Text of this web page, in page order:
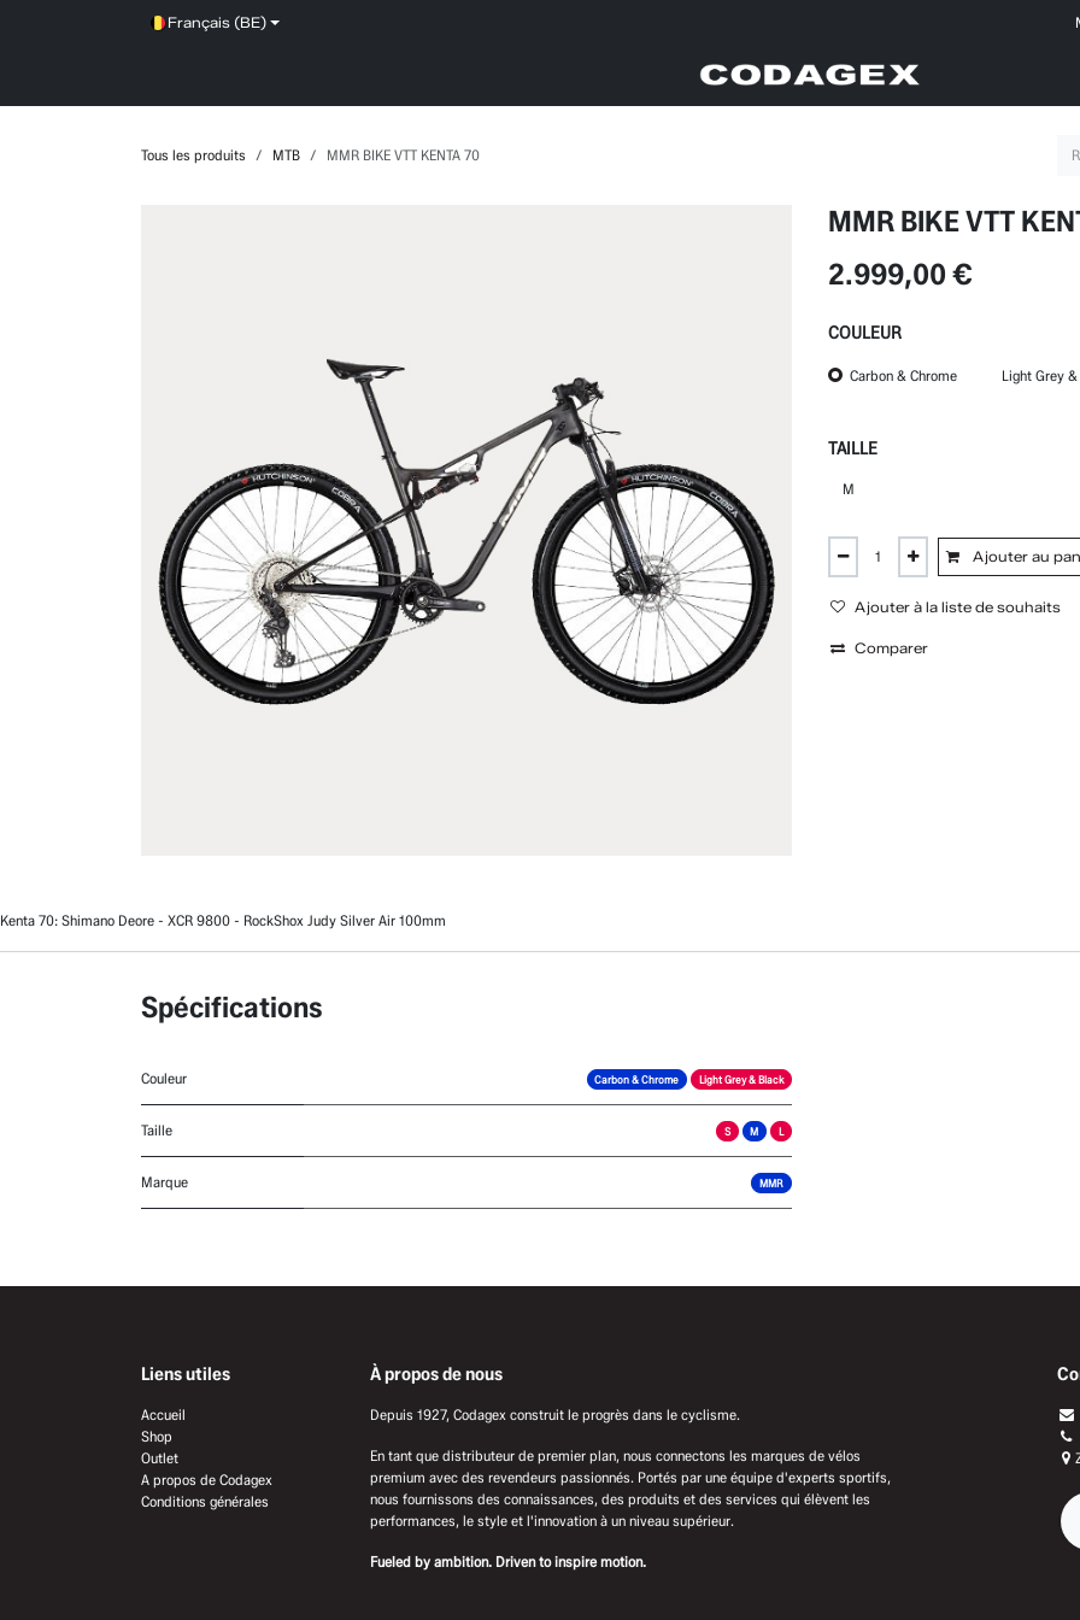
Français (BE)
Tous les produits MTB MMR BIKE VTT KENTA 70
MMR BIKE VTT
2.999,00€
COULEUR
Carbon & Chrome Light Grey
TAILLE
Ajouter au
Ajouter à la liste de souhaits
Comparer
Kenta 70: Shimano Deore - XCR 9800 - RockShox Judy Silver Air 100mm
Spécifications
Couleur Carbon & Chrome Light Grey & Black
Taille S M L
Marque MMR
Liens utiles
Accueil
Shop
Outlet
A propos de Codagex
Conditions générales
À propos de nous
Depuis 1927, Codagex construit le progrès dans le cyclisme.
En tant que distributeur de premier plan, nous connectons les marques de vélos
premium avec des revendeurs passionnés. Portés par une équipe d'experts sportifs,
nous fournissons des connaissances, des produits et des services qui élèvent les
performances, le style et l'innovation à un niveau supérieur.
Fueled by ambition. Driven to inspire motion.